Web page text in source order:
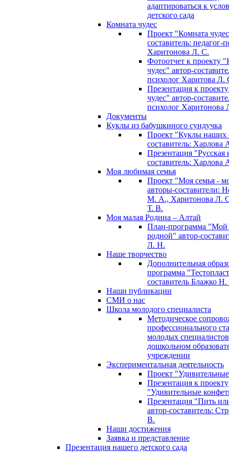
адаптироваться к
детского сада
Комната чудес
Проект "Комната
составитель: педагог-
Харитонова Л. С.
Фотоотчет к проекту
чудес" автор-
психолог Харитова Л.
Презентация к
чудес" автор-
психолог Харитонова
Документы
Куклы из бабушкиного сундучка
Проект "Куклы наших
составитель:
Презентация "Русская
составитель:
Моя любимая семья
Проект "Моя семья -
авторы-составители:
М. А., Харитонова Л.
Т. В.
Моя малая Родина – Алтай
План-программа "Мой
родной" автор-
Л. Н.
Наше творчество
Дополнительная
программа
составитель Блажко
Наши публикации
СМИ о нас
Школа молодого специалиста
Методическое
профессионального
молодых
дошкольном
учреждении
Экспериментальная деятельность
Проект
Презентация к проекту
"Удивительные
Презентация "Пить
автор-составитель:
В.
Наши достижения
Заявка и представление
Презентация нашего детского сада